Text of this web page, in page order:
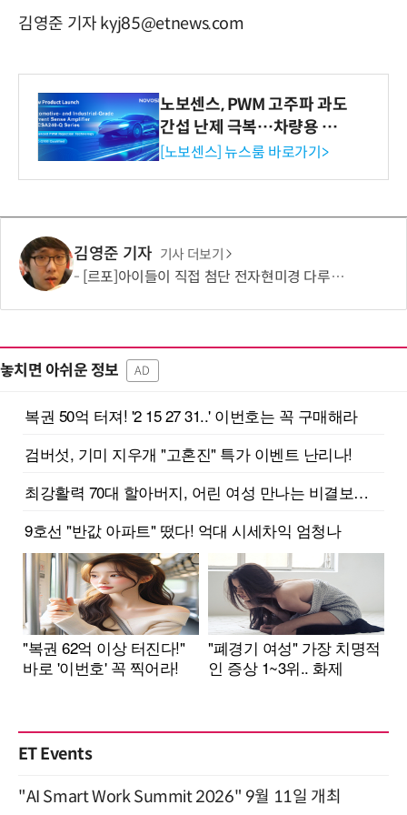
김영준 기자 kyj85@etnews.com
노보센스, PWM 고주파 과도
간섭 난제 극복…차량용 전
류 감지 증폭기
[노보센스] 뉴스룸 바로가기>
김영준 기자 기사 더보기
[르포]아이들이 직접 첨단 전자현미경 다루며 과학원리 체득...과학체험 제공 '주니어닥터' 현장
놓치면 아쉬운 정보 AD
ET Events
"AI Smart Work Summit 2026" 9월 11일 개최